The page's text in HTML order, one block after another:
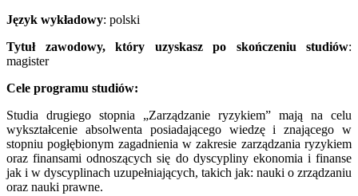
Język wykładowy: polski
Tytuł zawodowy, który uzyskasz po skończeniu studiów:
magister
Cele programu studiów:
Studia drugiego stopnia „Zarządzanie ryzykiem” mają na celu
wykształcenie absolwenta posiadającego wiedzę i znającego w
stopniu pogłębionym zagadnienia w zakresie zarządzania ryzykiem
oraz finansami odnoszących się do dyscypliny ekonomia i finanse
jak i w dyscyplinach uzupełniających, takich jak: nauki o zrządzaniu
oraz nauki prawne.